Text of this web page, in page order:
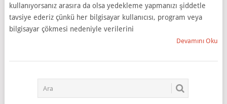
kullanıyorsanız arasıra da olsa yedekleme yapmanızı şiddetle
tavsiye ederiz çünkü her bilgisayar kullanıcısı, program veya
bilgisayar çökmesi nedeniyle verilerini
Devamını Oku